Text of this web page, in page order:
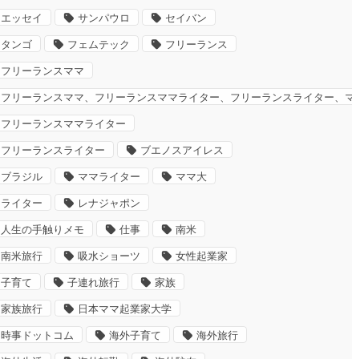
エッセイ サンパウロ セイバン
タンゴ フェムテック フリーランス
フリーランスママ
フリーランスママ、フリーランスママライター、フリーランスライター、
フリーランスママライター
フリーランスライター ブエノスアイレス
ブラジル ママライター ママ大
ライター レナジャポン
人生の手触りメモ 仕事 南米
南米旅行 吸水ショーツ 女性起業家
子育て 子連れ旅行 家族
家族旅行 日本ママ起業家大学
時事ドットコム 海外子育て 海外旅行